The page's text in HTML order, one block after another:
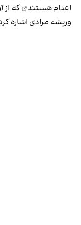
اعدام هستند
که از
وریشه مرادی اشاره